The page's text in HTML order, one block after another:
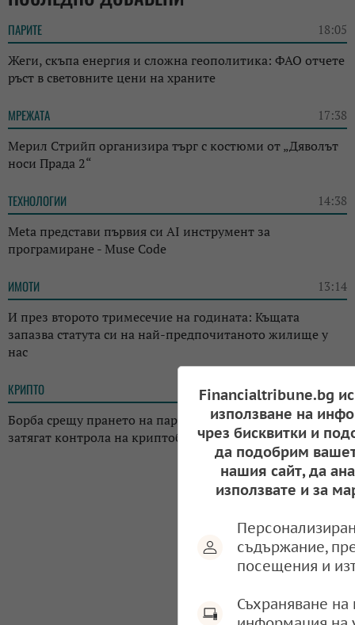
ПАРИТЕ 18:05
Жеги, скъпа енергия и сложна геополитика: ФАО отчете
ръст в световните цени на храните
МРЕЖАТА 17:38
Мерил Стрийп организира търг с костюми от „Дяволът
носи Прада 2“
ТЕХНОЛОГИИ 14:38
Meta представи първия си AI инструмент за
програмиране - Muse Code
ИМОТИ 13:14
И през второто тримесечие на годината: Къщата
запазва статута си на най-предпочитаното жилище у
нас
КРИПТО 13:02
Борба срещу прането на пари: Регулаторите в Япония
затягат контрола на криптоборсите в страната
Financialtribune.bg
използване на
чрез бисквитки и
да подобрим
нашия сайт, да
използвате и за
съдържание,
посещения и
Съхраняване